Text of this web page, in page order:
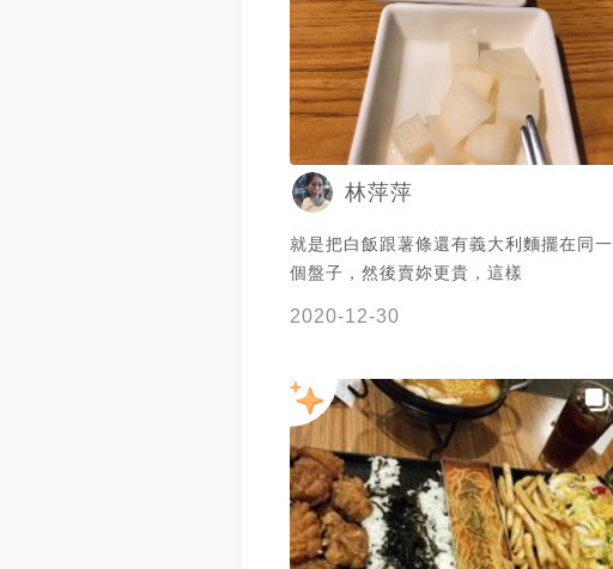
林萍萍
就是把白飯跟薯條還有義大利麵擺在同一
個盤子，然後賣妳更貴，這樣
2020-12-30